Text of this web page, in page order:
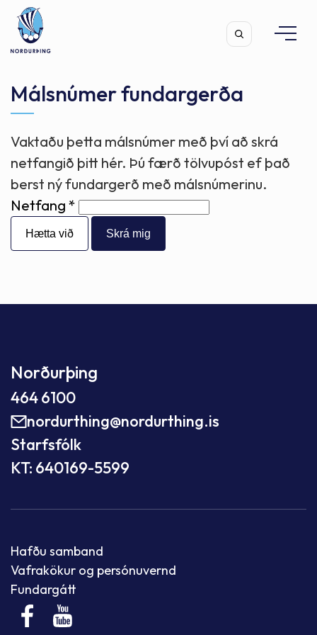
Leita
Málsnúmer fundargerða
Vaktaðu þetta málsnúmer með því að skrá
netfangið þitt hér. Þú færð tölvupóst ef það
berst ný fundargerð með málsnúmerinu.
Netfang
Hætta við
Norðurþing
464 6100
nordurthing@nordurthing.is
Starfsfólk
KT: 640169-5599
Hafðu samband
Vafrakökur og persónuvernd
Fundargátt